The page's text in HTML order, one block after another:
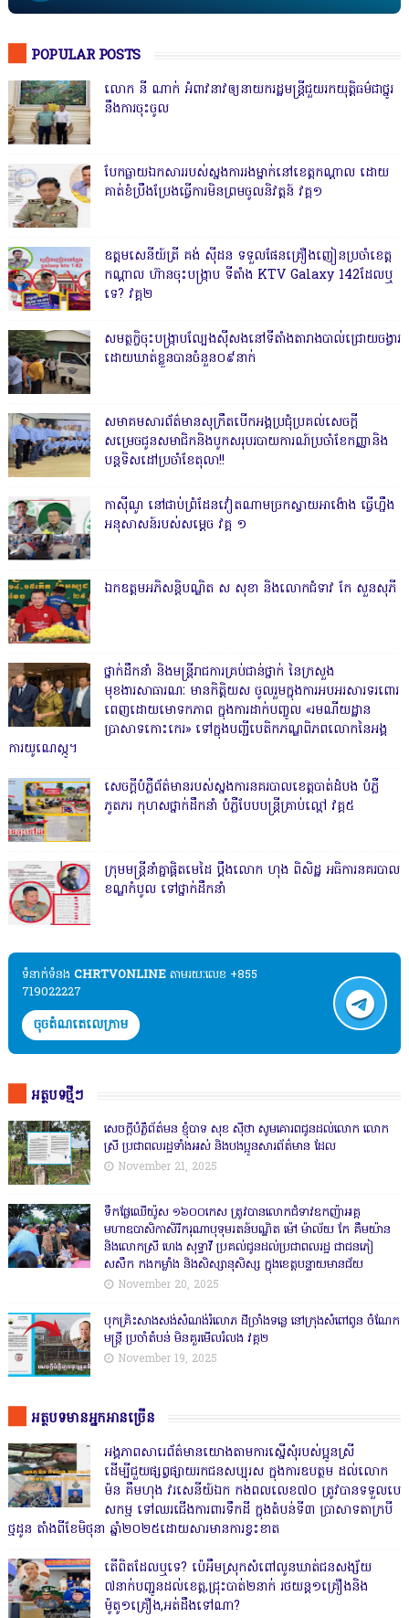
POPULAR POSTS
លោក នី ណាក់ អំពាវនាវឲ្យនាយករដ្ឋមន្ត្រីជួយរកយុត្តិធម៌ជាថ្នូរ
នឹងការចុះចូល
បែកធ្លាយឯកសាររបស់ស្នងការរងម្នាក់នៅខេត្តកណ្ដាល ដោយ
គាត់ខំប្រឹងប្រែងធ្វើការមិនព្រមចូលនិវត្តន៍ វគ្គ១
ឧត្តមសេនីយ៍ត្រី គង់ ស៊ីដន ទទួលផែនគ្រឿងញៀនប្រចាំខេត្ត
កណ្តាល ហ៊ានចុះបង្ក្រាប ទីតាំង KTV Galaxy 142ដែលឬ
ទេ? វគ្គ២
សមត្ថកិ្ចចុះបង្ក្រាបល្បែងស៊ីសងនៅទីតាំងតារាងបាល់ជ្រោយចង្វារ
ដោយឃាត់ខ្លួនបានចំនួន០៩នាក់
សមាគមសារព័ត៌មានសុក្រឹតបើកអង្គប្រជុំប្រគល់សេចក្តី
សម្រេចជូនសមាជិកនិងបូកសរុបរបាយការណ៍ប្រចាំខែកញ្ញានិង
បន្តទិសដៅប្រចាំខែតុលា!!
កាសុីណូ នៅជាប់ព្រំដែនវៀតណាមច្រកស្វាយអាង៉ោង ធ្វើហ្នឹង
អនុសាសន៍របស់សម្ដេច វគ្គ ១
ឯកឧត្តមអភិសន្តិបណ្ឌិត ស សុខា និងលោកជំទាវ កែ សួនសុភី
ថ្នាក់ដឹកនាំ និងមន្ត្រីរាជការគ្រប់ជាន់ថ្នាក់ នៃក្រសួង
មុខងារសាធារណៈ មានកិត្តិយស ចូលរួមក្នុងការអបអរសារទរពោរ
ពេញដោយមោទកភាព ក្នុងការដាក់បញ្ចូល «រមណីយដ្ឋាន
ប្រាសាទកោះកេរ» ទៅក្នុងបញ្ជីបេតិកភណ្ឌពិភពលោកនៃអង្គ
ការយូណេស្កូ។
សេចក្តីបំភ្លឺព័ត៌មានរបស់ស្នងការនគរបាលខេត្តបាត់ដំបង បំភ្លឺ
ភូតភរ កុហសថ្នាក់ដឹកនាំ បំភ្លឺបែបបន្ត្រីគ្រាប់ល្ពៅ វគ្គ៥
ក្រុមមន្ត្រីនាំគ្នាផ្ដិតមេដៃ ប្ដឹងលោក ហុង ពិសិដ្ឋ អធិការនគរបាល
ខណ្ឌកំបូល ទៅថ្នាក់ដឹកនាំ
ទំនាក់ទំនង​​ CHRTVONLINE តាមរយៈលេខ +855
719022227
ចុចតំណតេលេក្រាម
អត្ថបទថ្មីៗ
សេចក្តីបំភ្លឺព័ត៌មន ខ្ញុំបាទ សុខ សុីថា សូមគោរពជូនដល់លោក លោក
ស្រី ប្រជាពលរដ្ឋទាំងអស់ និងបងប្អូនសារព័ត៌មាន ដែល
November 21, 2025
ទឹកផ្លែឈើយ៉ូស ១៦០០កេស ត្រូវបានលោកជំទាវឧកញ៉ាអគ្គ
មហាឧបាសិកាសិរីករុណាបុទុមរតន៍បណ្ឌិត ម៉ៅ ម៉ាល័យ កែ គឹមយ៉ាន
និងលោកស្រី ហេង សុទ្ធាវី ប្រគល់ជូនដល់ប្រជាពលរដ្ឋ ជាជនភៀ
សសឹក កងកម្លាំង និងសិស្សានុសិស្ស ក្នុងខេត្តបន្ទាយមានជ័យ
November 20, 2025
បុកគ្រិះសាងសង់សំណង់រំលោភ ដីច្រាំងទន្លេ នៅក្រុងសំពៅពូន ចំណែក
មន្ត្រី ប្រចាំតំបន់ មិនគួរមើលរំលង វគ្គ២
November 19, 2025
អត្ថបទមានអ្នកអានច្រើន
អង្គភាពសារេព័ត៌មានយោងតាមការស្នើសុំរបស់ប្អូនស្រី
ដើម្បីជួយផ្សព្វផ្សាយរកជនសប្បុរស ក្នុងការឧបត្ថម ដល់លោក
ម៉ន គឹមហុង វរសេនីយ៍ឯក កងពលលេខ៧០ ត្រូវបានទទួលបេ
សកម្ម ទៅឈរជើងការពារទឹកដី ក្នុងតំបន់ទី៣ ប្រាសាទតាក្របី
ថ្មដូន តាំងពីខែមិថុនា ឆ្នាំ២០២៥ដោយសារមានការខ្វះខាត
តើពិតដែលឬទេ? ប៉េអឹមស្រុកសំពៅលូនឃាត់ជនសង្ស័យ
៧នាក់បញ្ជូនដល់ខេត្ត,ជ្រុះបាត់២នាក់ រថយន្ត១គ្រឿងនិង
ម៉ូតូ១គ្រឿង,អត់ដឹងទៅណា?